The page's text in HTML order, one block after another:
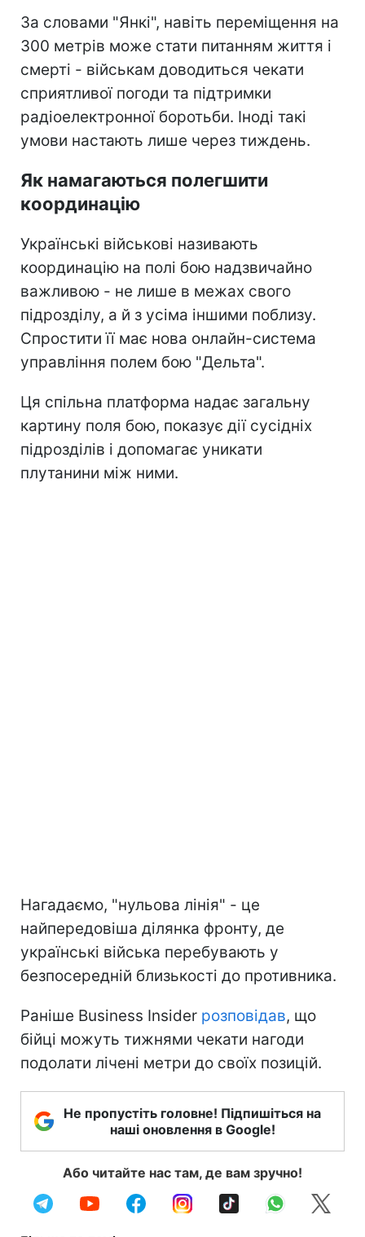
За словами "Янкі", навіть переміщення на
300 метрів може стати питанням життя і
смерті - військам доводиться чекати
сприятливої погоди та підтримки
радіоелектронної боротьби. Іноді такі
умови настають лише через тиждень.
Як намагаються полегшити
координацію
Українські військові називають
координацію на полі бою надзвичайно
важливою - не лише в межах свого
підрозділу, а й з усіма іншими поблизу.
Спростити її має нова онлайн-система
управління полем бою "Дельта".
Ця спільна платформа надає загальну
картину поля бою, показує дії сусідніх
підрозділів і допомагає уникати
плутанини між ними.
Нагадаємо, "нульова лінія" - це
найпередовіша ділянка фронту, де
українські війська перебувають у
безпосередній близькості до противника.
Раніше Business Insider розповідав, що
бійці можуть тижнями чекати нагоди
подолати лічені метри до своїх позицій.
Не пропустіть головне! Підпишіться на
наші оновлення в Google!
Або читайте нас там, де вам зручно!